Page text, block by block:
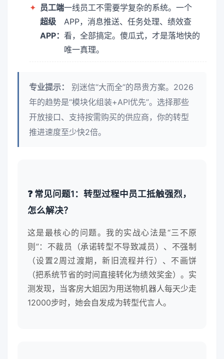
✦ 员工端
超级
APP：
一线员工不需要学复杂的系统。一个
APP，消息推送、任务处理、绩效查
看，全部搞定。傻瓜式，才是落地快的
唯一真理。
专业提示：
别迷信“大而全”的昂贵方案。2026
年的趋势是“模块化组装+API优先”。选择那些
开放接口、支持按需购买的供应商，你的转型
推进速度至少快2倍。
❓ 常见问题1：转型过程中员工抵触强烈，
怎么解决？
这是最核心的问题。我的实战心法是“三不原
则”：不裁员（承诺转型不导致减员）、不强制
（设置2周过渡期，新旧流程并行）、不画饼
（把系统节省的时间直接转化为绩效奖金）。实
测发现，当客房大姐因为用送物机器人每天少走
12000步时，她会自发成为转型代言人。